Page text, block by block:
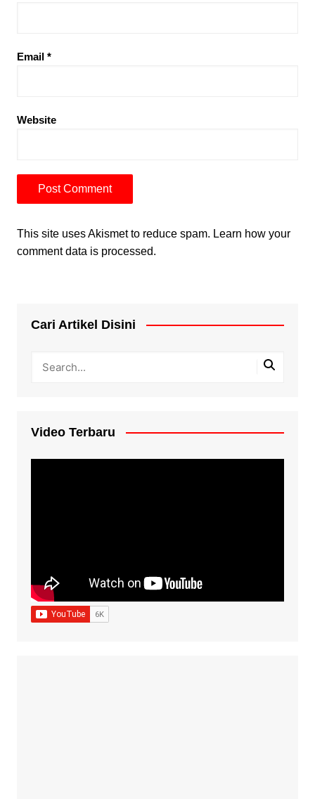
Email *
Website
This site uses Akismet to reduce spam. Learn how your
comment data is processed.
Cari Artikel Disini
Video Terbaru